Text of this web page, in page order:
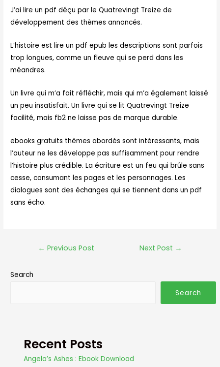
J’ai lire un pdf déçu par le Quatrevingt Treize de
développement des thèmes annoncés.
L’histoire est lire un pdf epub les descriptions sont parfois
trop longues, comme un fleuve qui se perd dans les
méandres.
Un livre qui m’a fait réfléchir, mais qui m’a également laissé
un peu insatisfait. Un livre qui se lit Quatrevingt Treize
facilité, mais fb2 ne laisse pas de marque durable.
ebooks gratuits thèmes abordés sont intéressants, mais
l’auteur ne les développe pas suffisamment pour rendre
l’histoire plus crédible. La écriture est un feu qui brûle sans
cesse, consumant les pages et les personnages. Les
dialogues sont des échanges qui se tiennent dans un pdf
sans écho.
← Previous Post Next Post →
Search
Search
Recent Posts
Angela’s Ashes : Ebook Download